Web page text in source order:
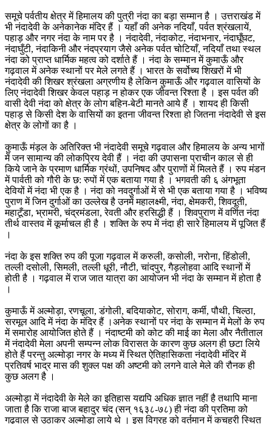
समूचे पर्वतीय क्षेत्र में हिमालय की पुत्री नंदा का बड़ा सम्मान है । उत्तराखंड में
भी नंदादेवी के अनेकानेक मंदिर हैं । यहाँ की अनेक नदियाँ, पर्वत श्रंखलायें,
पहाड़ और नगर नंदा के नाम पर है । नंदादेवी, नंदाकोट, नंदाभनार, नंदाघूँघट,
नंदाघुँटी, नंदाकिनी और नंदप्रयाग जैसे अनेक पर्वत चोटियाँ, नदियाँ तथा स्थल
नंदा को प्राप्त धार्मिक महत्व को दर्शाते हैं । नंदा के सम्मान में कुमाऊँ और
गढ़वाल में अनेक स्थानों पर मेले लगते हैं । भारत के सर्वोच्य शिखरों में भी
नंदादेवी की शिखर श्रंखला अग्रणीय है लेकिन कुमाऊँ और गढ़वाल वासियों के
लिए नंदादेवी शिखर केवल पहाड़ न होकर एक जीवन्त रिश्ता है । इस पर्वत की
वासी देवी नंदा को क्षेत्र के लोग बहिन-बेटी मानते आये हैं । शायद ही किसी
पहाड़ से किसी देश के वासियों का इतना जीवन्त रिश्ता हो जितना नंदादेवी से इस
क्षेत्र के लोगों का है ।
कुमाऊँ मंड़ल के अतिरिक्त भी नंदादेवी समूचे गढ़वाल और हिमालय के अन्य भागों
में जन सामान्य की लोकप्रिय देवी हैं । नंदा की उपासना प्राचीन काल से ही
किये जाने के प्रमाण धार्मिक ग्रंथों, उपनिषद और पुराणों में मिलते हैं । रुप मंडन
में पार्वती को गौरी के छ: रुपों में एक बताया गया है । भगवती की ६ अंगभूता
देवियों में नंदा भी एक है । नंदा को नवदुर्गाओं में से भी एक बताया गया है । भविष्य
पुराण में जिन दुर्गाओं का उल्लेख है उनमें महालक्ष्मी, नंदा, क्षेमकरी, शिवदूती,
महाटूँडा, भ्रामरी, चंद्रमंडला, रेवती और हरसिद्धी हैं । शिवपुराण में वर्णित नंदा
तीर्थ वास्तव में कूर्माचल ही है । शक्ति के रुप में नंदा ही सारे हिमालय में पूजित हैं
।
नंदा के इस शक्ति रुप की पूजा गढ़वाल में करुली, कसोली, नरोना, हिंडोली,
तल्ली दसोली, सिमली, तल्ली धूरी, नौटी, चांदपुर, गैड़लोहवा आदि स्थानों में
होती है । गढ़वाल में राज जात यात्रा का आयोजन भी नंदा के सम्मान में होता है
।
कुमाऊँ में अल्मोड़ा, रणचूला, डंगोली, बदियाकोट, सोराग, कर्मी, पौथी, चिल्ठा,
सरमूल आदि में नंदा के मंदिर हैं ।अनेक स्थानों पर नंदा के सम्मान में मेलों के रुप
में समारोह आयोजित होते हैं । नंदाष्टमी को कोट की माई का मेला और नैतीताल
में नंदादेवी मेला अपनी सम्पन्न लोक विरासत के कारण कुछ अलग ही छटा लिये
होते हैं परन्तु अल्मोड़ा नगर के मध्य में स्थित ऐतिहासिकता नंदादेवी मंदिर में
प्रतिवर्ष भाद्र मास की शुक्ल पक्ष की अष्टमी को लगने वाले मेले की रौनक ही
कुछ अलग है ।
अल्मोड़ा में नंदादेवी के मेले का इतिहास यद्यपि अधिक ज्ञात नहीं है तथापि माना
जाता है कि राजा बाज बहादुर चंद (सन् १६३८-७८) ही नंदा की प्रतिमा को
गढ़वाल से उठाकर अल्मोड़ा लाये थे । इस विग्रह को वर्तमान में कचहरी स्थित